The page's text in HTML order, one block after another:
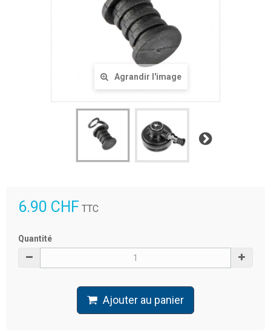
Agrandir l'image
Suivant
6.90 CHF TTC
Quantité
Ajouter au panier